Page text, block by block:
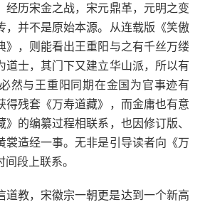
经历宋金之战，宋元鼎革，元明之变
，并不是原始本源。从连载版《笑傲
》，则能看出王重阳与之有千丝万缕
道士，其门下又建立华山派，所以有
然与王重阳同期在金国为官事迹有
得残套《万寿道藏》，而金庸也有意
的编纂过程相联系，也因修订版、
裳造经一事。无非是引导读者向《万
段上联系。
道教，宋徽宗一朝更是达到一个新高